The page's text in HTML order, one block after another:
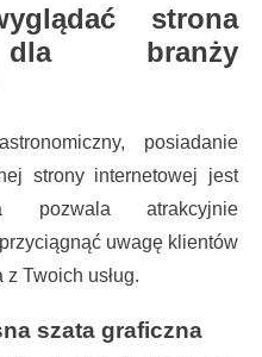
strona
dla branży
posiadanie
strony internetowej jest
pozwala atrakcyjnie
uwagę klientów
Twoich usług.
szata graficzna